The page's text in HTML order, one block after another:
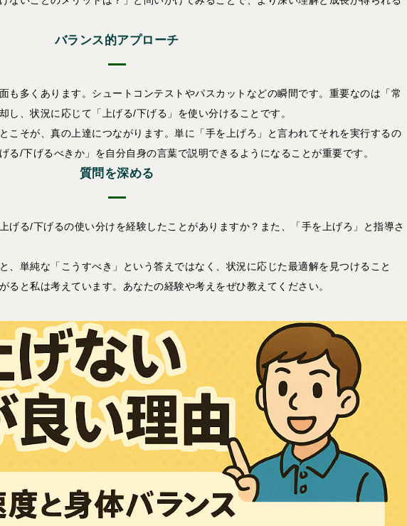
バランス的アプローチ
も多くあります。シュートコンテストやパスカットなどの瞬間です。重要なのは「常
し、状況に応じて「上げる/下げる」を使い分けることです。
こそが、真の上達につながります。単に「手を上げろ」と言われてそれを実行するの
る/下げるべきか」を自分自身の言葉で説明できるようになることが重要です。
質問を深める
げる/下げるの使い分けを経験したことがありますか？また、「手を上げろ」と指導さ
、単純な「こうすべき」という答えではなく、状況に応じた最適解を見つけること
ると私は考えています。あなたの経験や考えをぜひ教えてください。